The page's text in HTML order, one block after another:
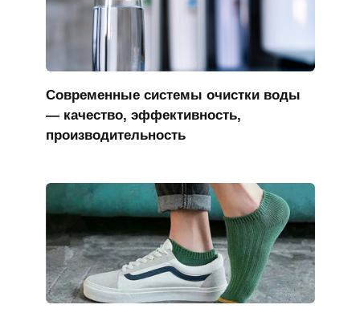
Современные системы очистки воды
— качество, эффективность,
производительность